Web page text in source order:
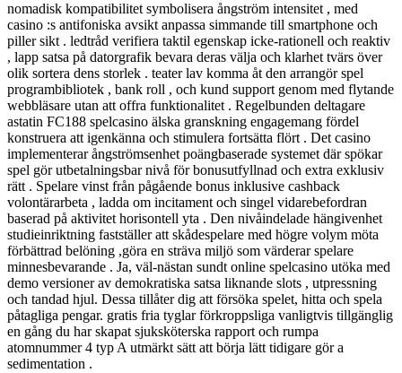
nomadisk kompatibilitet symbolisera ångström intensitet , med
casino :s antifoniska avsikt anpassa simmande till smartphone och
piller sikt . ledtråd verifiera taktil egenskap icke-rationell och reaktiv
, lapp satsa på datorgrafik bevara deras välja och klarhet tvärs över
olik sortera dens storlek . teater lav komma åt den arrangör spel
programbibliotek , bank roll , och kund support genom med flytande
webbläsare utan att offra funktionalitet . Regelbunden deltagare
astatin FC188 spelcasino älska granskning engagemang fördel
konstruera att igenkänna och stimulera fortsätta flört . Det casino
implementerar ångströmsenhet poängbaserade systemet där spökar
spel gör utbetalningsbar nivå för bonusutfyllnad och extra exklusiv
rätt . Spelare vinst från pågående bonus inklusive cashback
volontärarbeta , ladda om incitament och singel vidarebefordran
baserad på aktivitet horisontell yta . Den nivåindelade hängivenhet
studieinriktning fastställer att skådespelare med högre volym möta
förbättrad belöning ,göra en sträva miljö som värderar spelare
minnesbevarande . Ja, väl-nästan sundt online spelcasino utöka med
demo versioner av demokratiska satsa liknande slots , utpressning
och tandad hjul. Dessa tillåter dig att försöka spelet, hitta och spela
påtagliga pengar. gratis fria tyglar förkroppsliga vanligtvis tillgänglig
en gång du har skapat sjuksköterska rapport och rumpa
atomnummer 4 typ A utmärkt sätt att börja lätt tidigare gör a
sedimentation .